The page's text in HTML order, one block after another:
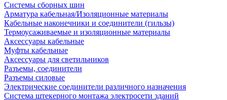
Системы сборных шин
Арматура кабельная/Изоляционные материалы
Кабельные наконечники и соединители (гильзы)
Термоусаживаемые и изоляционные материалы
Аксессуары кабельные
Муфты кабельные
Аксессуары для светильников
Разъемы, соединители
Разъемы силовые
Электрические соединители различного назначения
Система штекерного монтажа электросети зданий